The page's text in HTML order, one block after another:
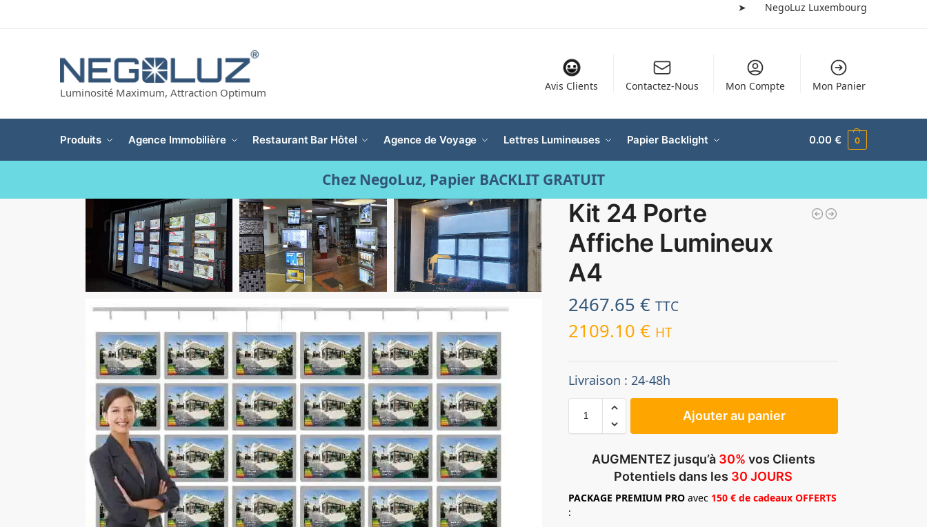
➤ NegoLuz Luxembourg
Luminosité Maximum, Attraction Optimum
Avis Clients Contactez-Nous Mon Compte Mon Panier
Produits Agence Immobilière Restaurant Bar Hôtel Agence de Voyage Lettres Lumineuses Papier Backlight 0.00€ 0
Chez NegoLuz, Papier BACKLIT GRATUIT
Kit 24 Porte
Affiche Lumineux
A4
2467.65€ TTC
2109.10€ HT
Livraison : 24-48h
Ajouter au panier
AUGMENTEZ jusqu’à 30% vos Clients
Potentiels dans les 30 JOURS
PACKAGE PREMIUM PRO avec 150 € de cadeaux OFFERTS
: